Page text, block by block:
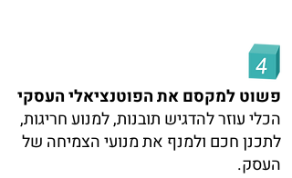
פשוט למקסם את הפוטנציאלי העסקי
הכלי עוזר להדגיש תובנות, למנוע חריגות,
לתכנן חכם ולמנף את מנועי הצמיחה של
העסק.